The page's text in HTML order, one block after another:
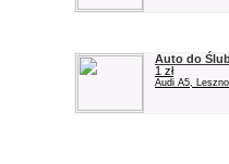
Auto do
1 zł
Audi A5, Leszno